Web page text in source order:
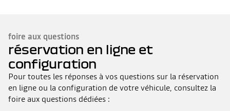
foire aux questions
réservation en ligne et
configuration
Pour toutes les réponses à vos questions sur la réservation
en ligne ou la configuration de votre véhicule, consultez la
foire aux questions dédiées :